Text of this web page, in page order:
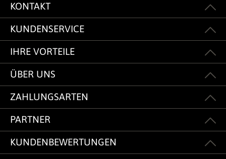
KONTAKT
KUNDENSERVICE
IHRE VORTEILE
ÜBER UNS
ZAHLUNGSARTEN
PARTNER
KUNDENBEWERTUNGEN